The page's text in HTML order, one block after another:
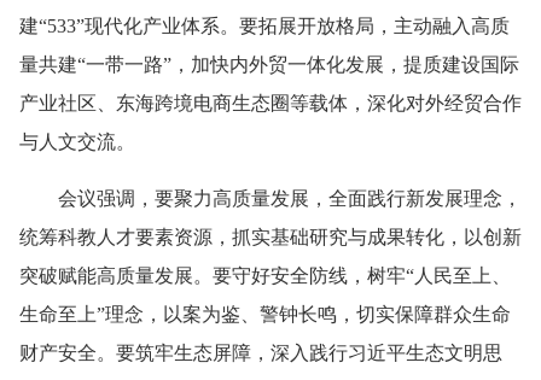
建“533”现代化产业体系。要拓展开放格局，主动融入高质
量共建“一带一路”，加快内外贸一体化发展，提质建设国际
产业社区、东海跨境电商生态圈等载体，深化对外经贸合作
与人文交流。
会议强调，要聚力高质量发展，全面践行新发展理念，
统筹科教人才要素资源，抓实基础研究与成果转化，以创新
突破赋能高质量发展。要守好安全防线，树牢“人民至上、
生命至上”理念，以案为鉴、警钟长鸣，切实保障群众生命
财产安全。要筑牢生态屏障，深入践行习近平生态文明思